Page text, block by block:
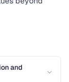
and